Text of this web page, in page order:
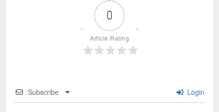
0
Article Rating
Subscribe Login